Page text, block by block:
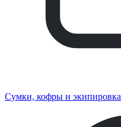
Сумки, кофры и экипировка